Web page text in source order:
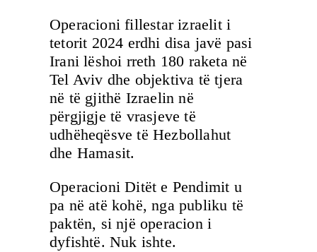
Operacioni fillestar izraelit i
tetorit 2024 erdhi disa javë pasi
Irani lëshoi ​​rreth 180 raketa në
Tel Aviv dhe objektiva të tjera
në të gjithë Izraelin në
përgjigje të vrasjeve të
udhëheqësve të Hezbollahut
dhe Hamasit.
Operacioni Ditët e Pendimit u
pa në atë kohë, nga publiku të
paktën, si një operacion i
dyfishtë. Nuk ishte.